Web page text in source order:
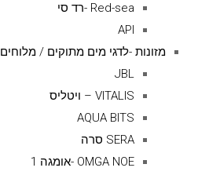
Red-sea -רד סי
API
מזונות -לדגי מים מתוקים / מלוחים
JBL
VITALIS – ויטליס
AQUA BITS
SERA סרה
OMGA NOE -אומגה 1